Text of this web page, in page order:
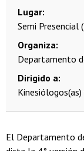
Lugar
Semi
Organiza
Departamento
Dirigido a
El Departamento